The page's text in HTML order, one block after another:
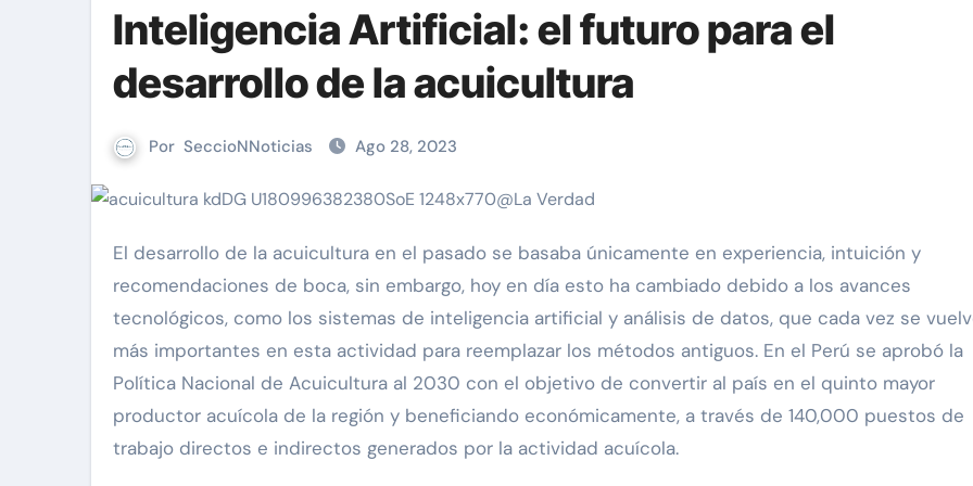
Inteligencia Artificial: el futuro para el
desarrollo de la acuicultura
Por SeccioNNoticias Ago 28, 2023
El desarrollo de la acuicultura en el pasado se basaba únicamente en experiencia, intuición y
recomendaciones de boca, sin embargo, hoy en día esto ha cambiado debido a los avances
tecnológicos, como los sistemas de inteligencia artificial y análisis de datos, que cada vez se
más importantes en esta actividad para reemplazar los métodos antiguos. En el Perú se aprobó la
Política Nacional de Acuicultura al 2030 con el objetivo de convertir al país en el quinto mayor
productor acuícola de la región y beneficiando económicamente, a través de 140,000 puestos de
trabajo directos e indirectos generados por la actividad acuícola.